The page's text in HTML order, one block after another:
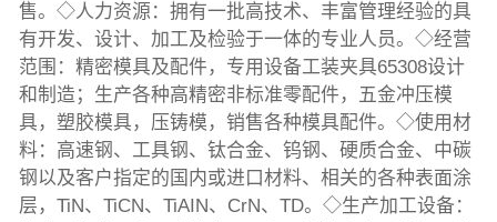
售。◇人力资源：拥有一批高技术、丰富管理经验的具
有开发、设计、加工及检验于一体的专业人员。◇经营
范围：精密模具及配件，专用设备工装夹具65308设计
和制造；生产各种高精密非标准零配件，五金冲压模
具，塑胶模具，压铸模，销售各种模具配件。◇使用材
料：高速钢、工具钢、钛合金、钨钢、硬质合金、中碳
钢以及客户指定的国内或进口材料、相关的各种表面涂
层，TiN、TiCN、TiAIN、CrN、TD。◇生产加工设备：